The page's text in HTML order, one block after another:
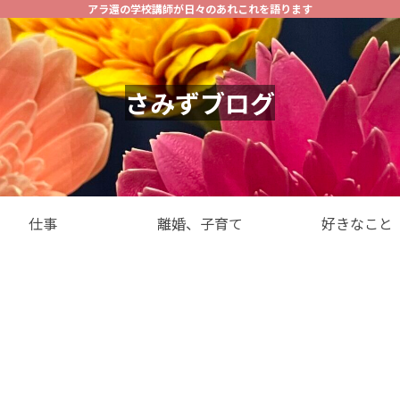
アラ還の学校講師が日々のあれこれを語ります
さみずブログ
仕事 離婚、子育て 好きなこと